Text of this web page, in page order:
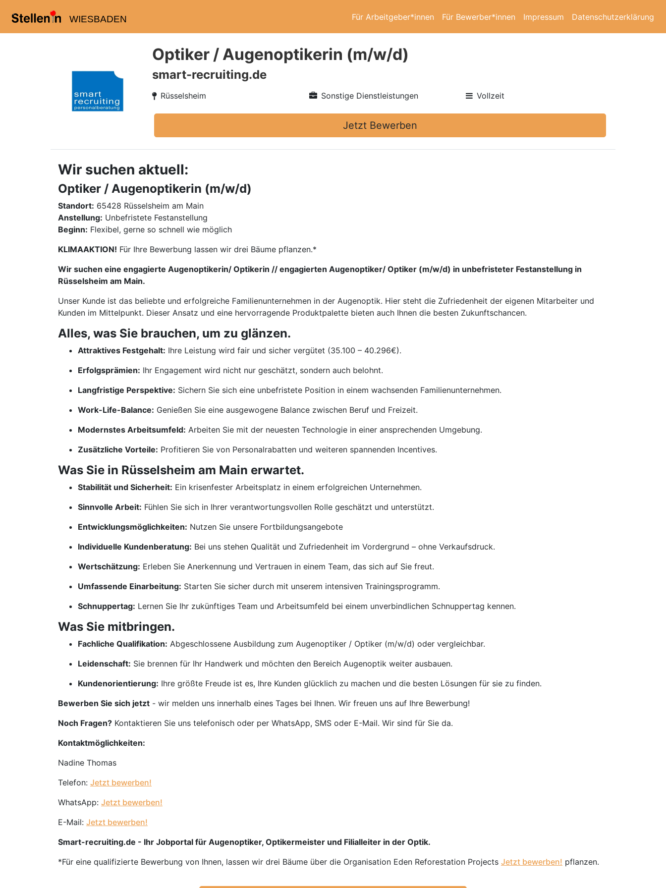
WIESBADEN Für Arbeitgeber*innen Für Bewerber*innen Impressum Datenschutzerklärung
Optiker / Augenoptikerin (m/w/d)
smart-recruiting.de
Rüsselsheim Sonstige Dienstleistungen Vollzeit
Jetzt Bewerben
Wir suchen aktuell:
Optiker / Augenoptikerin (m/w/d)
Standort: 65428 Rüsselsheim am Main
Anstellung: Unbefristete Festanstellung
Beginn: Flexibel, gerne so schnell wie möglich
KLIMAAKTION! Für Ihre Bewerbung lassen wir drei Bäume pflanzen.*
Wir suchen eine engagierte Augenoptikerin/ Optikerin // engagierten Augenoptiker/ Optiker (m/w/d) in unbefristeter Festanstellung in
Rüsselsheim am Main.
Unser Kunde ist das beliebte und erfolgreiche Familienunternehmen in der Augenoptik. Hier steht die Zufriedenheit der eigenen Mitarbeiter und
Kunden im Mittelpunkt. Dieser Ansatz und eine hervorragende Produktpalette bieten auch Ihnen die besten Zukunftschancen.
Alles, was Sie brauchen, um zu glänzen.
Attraktives Festgehalt: Ihre Leistung wird fair und sicher vergütet (35.100 – 40.296€).
Erfolgsprämien: Ihr Engagement wird nicht nur geschätzt, sondern auch belohnt.
Langfristige Perspektive: Sichern Sie sich eine unbefristete Position in einem wachsenden Familienunternehmen.
Work-Life-Balance: Genießen Sie eine ausgewogene Balance zwischen Beruf und Freizeit.
Modernstes Arbeitsumfeld: Arbeiten Sie mit der neuesten Technologie in einer ansprechenden Umgebung.
Zusätzliche Vorteile: Profitieren Sie von Personalrabatten und weiteren spannenden Incentives.
Was Sie in Rüsselsheim am Main erwartet.
Stabilität und Sicherheit: Ein krisenfester Arbeitsplatz in einem erfolgreichen Unternehmen.
Sinnvolle Arbeit: Fühlen Sie sich in Ihrer verantwortungsvollen Rolle geschätzt und unterstützt.
Entwicklungsmöglichkeiten: Nutzen Sie unsere Fortbildungsangebote
Individuelle Kundenberatung: Bei uns stehen Qualität und Zufriedenheit im Vordergrund – ohne Verkaufsdruck.
Wertschätzung: Erleben Sie Anerkennung und Vertrauen in einem Team, das sich auf Sie freut.
Umfassende Einarbeitung: Starten Sie sicher durch mit unserem intensiven Trainingsprogramm.
Schnuppertag: Lernen Sie Ihr zukünftiges Team und Arbeitsumfeld bei einem unverbindlichen Schnuppertag kennen.
Was Sie mitbringen.
Fachliche Qualifikation: Abgeschlossene Ausbildung zum Augenoptiker / Optiker (m/w/d) oder vergleichbar.
Leidenschaft: Sie brennen für Ihr Handwerk und möchten den Bereich Augenoptik weiter ausbauen.
Kundenorientierung: Ihre größte Freude ist es, Ihre Kunden glücklich zu machen und die besten Lösungen für sie zu finden.
Bewerben Sie sich jetzt - wir melden uns innerhalb eines Tages bei Ihnen. Wir freuen uns auf Ihre Bewerbung!
Noch Fragen? Kontaktieren Sie uns telefonisch oder per WhatsApp, SMS oder E-Mail. Wir sind für Sie da.
Kontaktmöglichkeiten:
Nadine Thomas
Telefon: Jetzt bewerben!
WhatsApp: Jetzt bewerben!
E-Mail: Jetzt bewerben!
Smart-recruiting.de - Ihr Jobportal für Augenoptiker, Optikermeister und Filialleiter in der Optik.
*Für eine qualifizierte Bewerbung von Ihnen, lassen wir drei Bäume über die Organisation Eden Reforestation Projects Jetzt bewerben! pflanzen.